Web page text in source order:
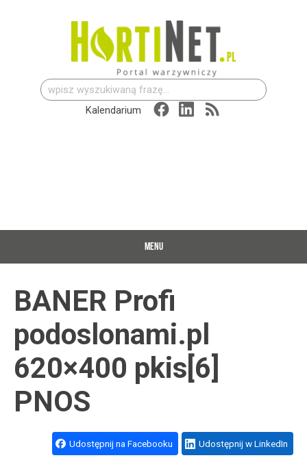
Szukaj:
Kalendarium
MENU
BANER Profi
podoslonami.pl
620×400 pkis[6]
PNOS
Udostępnij na Facebooku Udostępnij w LinkedIn